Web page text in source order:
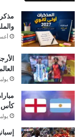
العالم
يوليو 19,
كأس
يوليو 15,